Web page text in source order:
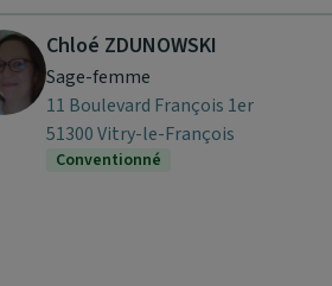
Chloé ZDUNOWSKI
Sage-femme
11 Boulevard François 1er
51300 Vitry-le-François
Conventionné